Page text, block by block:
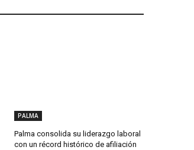
PALMA
Palma consolida su liderazgo laboral
con un récord histórico de afiliación